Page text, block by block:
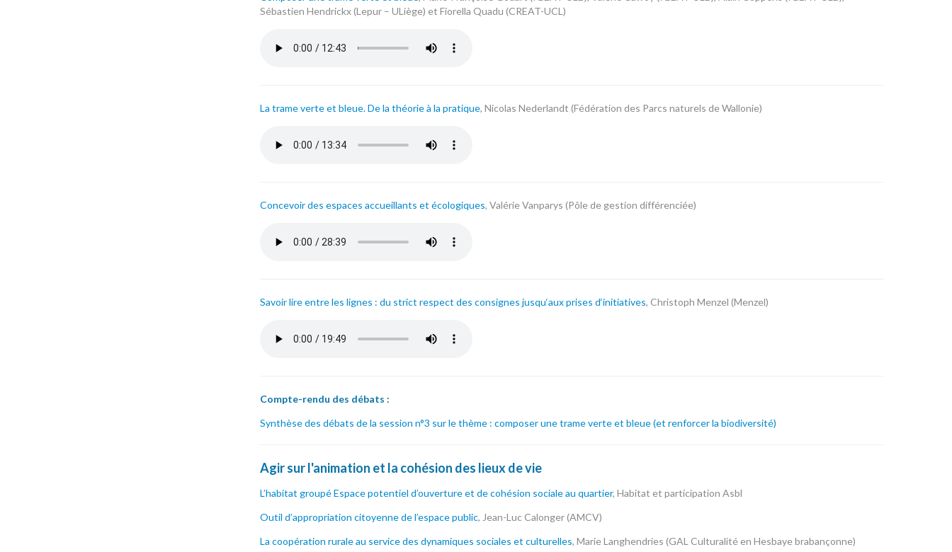
Sébastien Hendrickx (Lepur – ULiège) et Fiorella Quadu (CREAT-UCL)
marie-francoise_godart_igeat-ulb_alain_coppens_igeat-ulb.mp3
La trame verte et bleue. De la théorie à la pratique, Nicolas Nederlandt (Fédération des Parcs naturels de Wallonie)
nicolas_nederlandt_federation_des_parcs_naturels_de_wallonie.mp3
Concevoir des espaces accueillants et écologiques, Valérie Vanparys (Pôle de gestion différenciée)
valerie_vanparys_pole_de_gestion_differenciee.mp3
Savoir lire entre les lignes : du strict respect des consignes jusqu‘aux prises d‘initiatives, Christoph Menzel (Menzel)
christoph_menzel_menzel.mp3
Compte-rendu des débats :
Synthèse des débats de la session n°3 sur le thème : composer une trame verte et bleue (et renforcer la biodiversité)
Agir sur l'animation et la cohésion des lieux de vie
L’habitat groupé Espace potentiel d’ouverture et de cohésion sociale au quartier, Habitat et participation Asbl
Outil d’appropriation citoyenne de l’espace public, Jean-Luc Calonger (AMCV)
La coopération rurale au service des dynamiques sociales et culturelles, Marie Langhendries (GAL Culturalité en Hesbaye brabançonne)